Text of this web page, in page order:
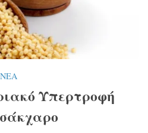
Υπερτροφή